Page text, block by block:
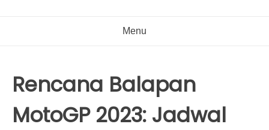
Menu
Rencana Balapan
MotoGP 2023: Jadwal